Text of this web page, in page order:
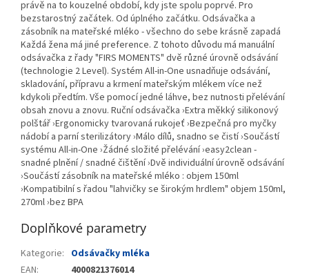
právě na to kouzelné období, kdy jste spolu poprvé. Pro
bezstarostný začátek. Od úplného začátku. Odsávačka a
zásobník na mateřské mléko - všechno do sebe krásně zapadá
Každá žena má jiné preference. Z tohoto důvodu má manuální
odsávačka z řady "FIRS MOMENTS" dvě různé úrovně odsávání
(technologie 2 Level). Systém All-in-One usnadňuje odsávání,
skladování, přípravu a krmení mateřským mlékem více než
kdykoli předtím. Vše pomocí jedné láhve, bez nutnosti přelévání
obsah znovu a znovu. Ruční odsávačka ›Extra měkký silikonový
polštář ›Ergonomicky tvarovaná rukojeť ›Bezpečná pro myčky
nádobí a parní sterilizátory ›Málo dílů, snadno se čistí ›Součástí
systému All-in-One ›Žádné složité přelévání ›easy2clean -
snadné plnění / snadné čištění ›Dvě individuální úrovně odsávání
›Součástí zásobník na mateřské mléko : objem 150ml
›Kompatibilní s řadou "lahvičky se širokým hrdlem" objem 150ml,
270ml ›bez BPA
Doplňkové parametry
Kategorie: Odsávačky mléka
EAN:
4000821376014